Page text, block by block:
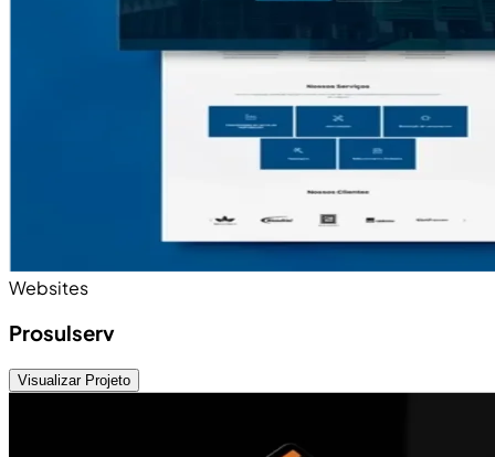
Websites
Prosulserv
Visualizar Projeto